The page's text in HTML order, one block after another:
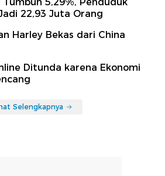
22,93 Juta Orang
Harley Bekas dari China
Ditunda karena Ekonomi
Selengkapnya